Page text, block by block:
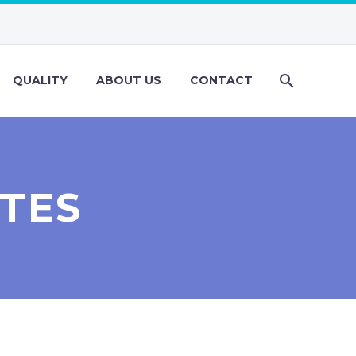
QUALITY ABOUT US CONTACT